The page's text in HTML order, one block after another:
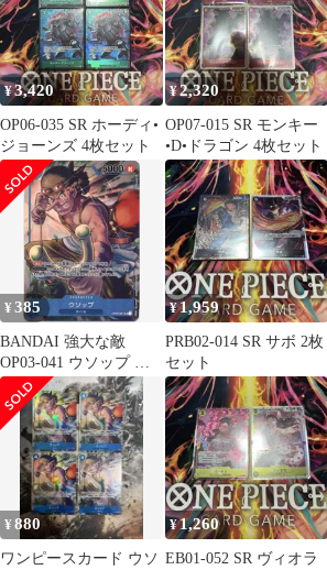
¥3,420
OP06-035 SR ホーディ•
ジョーンズ 4枚セット
¥2,320
OP07-015 SR モンキー
•D•ドラゴン 4枚セット
¥385
BANDAI 強大な敵
OP03-041 ウソップ パ
ラレルSR
¥1,959
PRB02-014 SR サボ 2枚
セット
¥880
ワンピースカード ウソ
¥1,260
EB01-052 SR ヴィオラ